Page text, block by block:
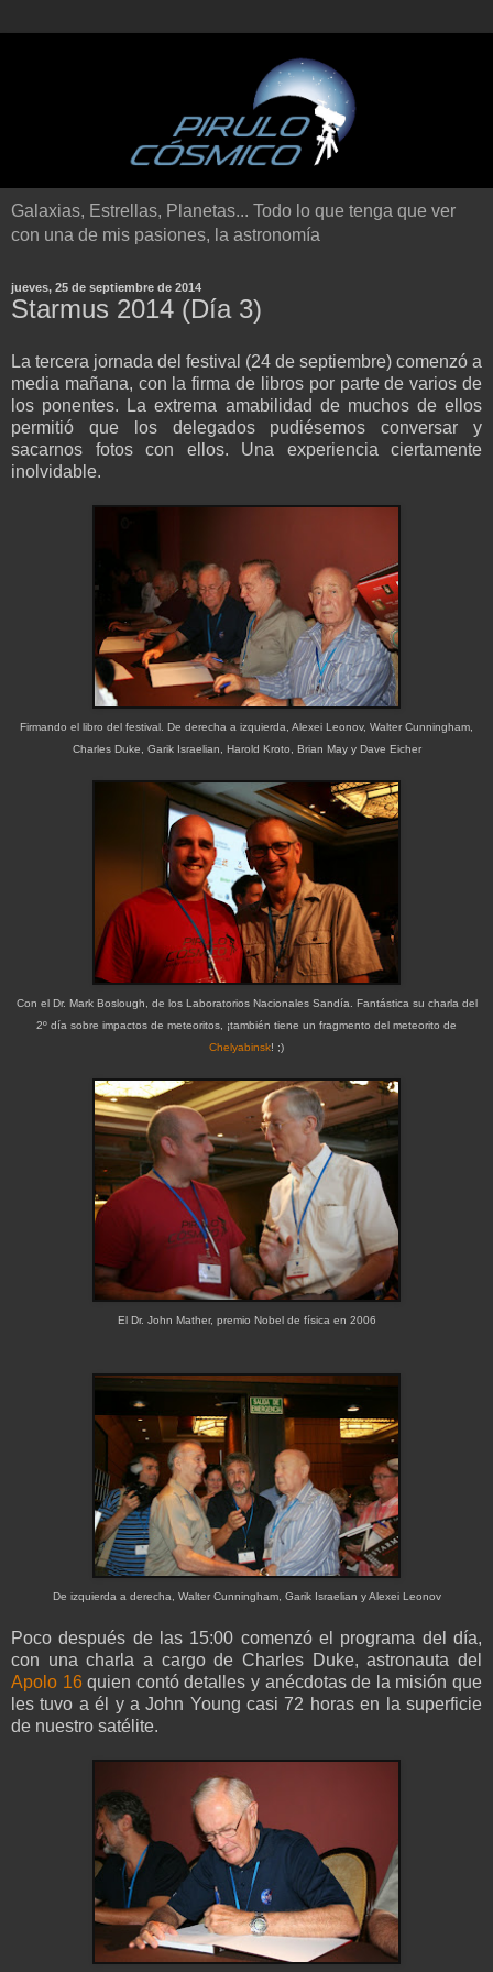
Galaxias, Estrellas, Planetas... Todo lo que tenga que ver
con una de mis pasiones, la astronomía
jueves, 25 de septiembre de 2014
Starmus 2014 (Día 3)
La tercera jornada del festival (24 de septiembre) comenzó a
media mañana, con la firma de libros por parte de varios de
los ponentes. La extrema amabilidad de muchos de ellos
permitió que los delegados pudiésemos conversar y
sacarnos fotos con ellos. Una experiencia ciertamente
inolvidable.
Firmando el libro del festival. De derecha a izquierda, Alexei Leonov, Walter Cunningham,
Charles Duke, Garik Israelian, Harold Kroto, Brian May y Dave Eicher
Con el Dr. Mark Boslough, de los Laboratorios Nacionales Sandía. Fantástica su charla del
2º día sobre impactos de meteoritos, ¡también tiene un fragmento del meteorito de
Chelyabinsk! ;)
El Dr. John Mather, premio Nobel de física en 2006
De izquierda a derecha, Walter Cunningham, Garik Israelian y Alexei Leonov
Poco después de las 15:00 comenzó el programa del día,
con una charla a cargo de Charles Duke, astronauta del
Apolo 16quien contó detalles y anécdotas de la misión que
les tuvo a él y a John Young casi 72 horas en la superficie
de nuestro satélite.